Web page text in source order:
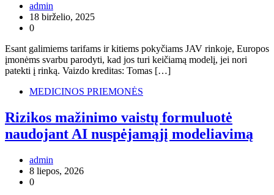
admin
18 birželio, 2025
0
Esant galimiems tarifams ir kitiems pokyčiams JAV rinkoje, Europos
įmonėms svarbu parodyti, kad jos turi keičiamą modelį, jei nori
patekti į rinką. Vaizdo kreditas: Tomas […]
MEDICINOS PRIEMONĖS
Rizikos mažinimo vaistų formuluotė
naudojant AI nuspėjamąjį modeliavimą
admin
8 liepos, 2026
0